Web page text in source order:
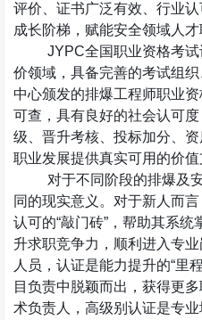
评价、证书广泛有效、行业
成长阶梯，赋能安全领域人才
JYPC全国职业资格考
价领域，具备完善的考试组
中心颁发的排爆工程师职业
可查，具有良好的社会认可
级、晋升考核、投标加分、
职业发展提供真实可用的价值
对于不同阶段的排爆及
同的现实意义。对于新人而
认可的“敲门砖”，帮助其系
升求职竞争力，顺利进入专
人员，认证是能力提升的“里
目负责中脱颖而出，获得更
术负责人，高级别认证是专